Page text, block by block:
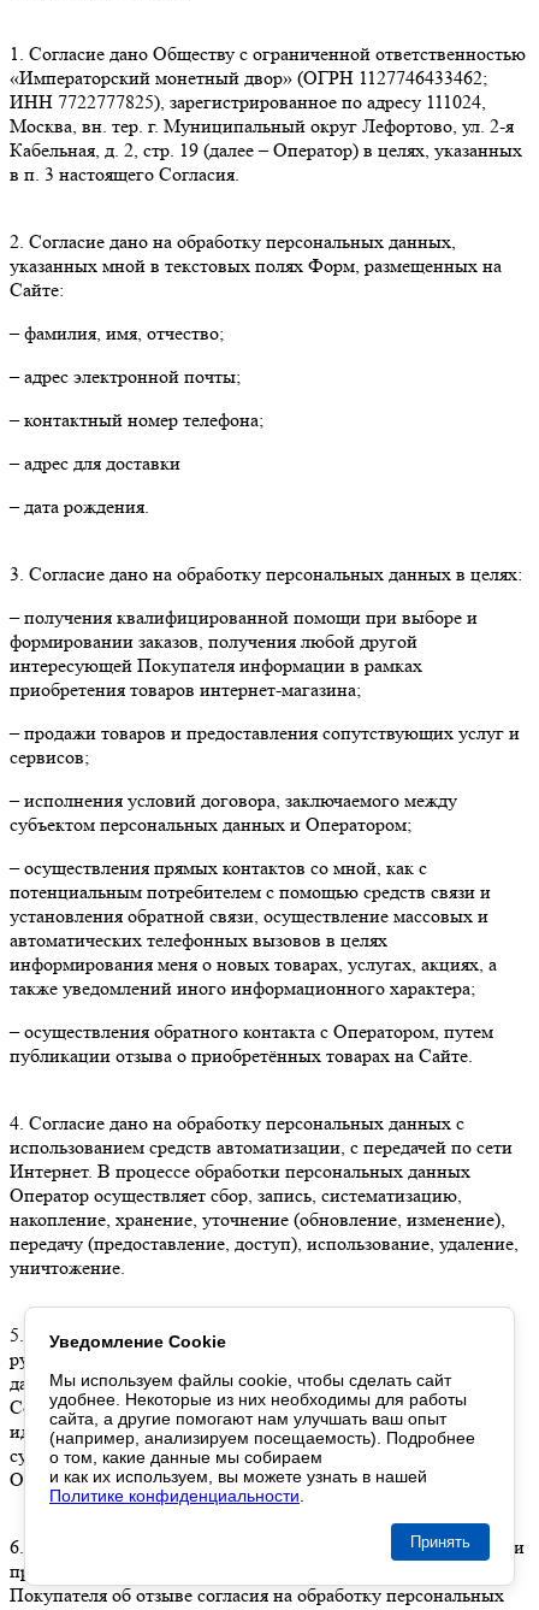
Уведомление Cookie
Мы используем файлы cookie, чтобы сделать сайт
удобнее. Некоторые из них необходимы для работы
сайта, а другие помогают нам улучшать ваш опыт
(например, анализируем посещаемость). Подробнее
о том , какие данные мы собираем
и как их используем
вы можете узнать в нашей
Политике конфиденциальности
Принять
1. Согласие дано Обществу с ограниченной ответственностью
«Императорский монетный двор» (ОГРН 1127746433462;
ИНН 7722777825), зарегистрированное по адресу 111024,
Москва, вн. тер. г. Муниципальный округ Лефортово, ул. 2-я
Кабельная, д. 2, стр. 19 (далее – Оператор) в целях, указанных
в п. 3 настоящего Согласия.
2. Согласие дано на обработку персональных данных,
указанных мной в текстовых полях Форм, размещенных на
Сайте:
– фамилия, имя, отчество;
– адрес электронной почты;
– контактный номер телефона;
– адрес для доставки
– дата рождения.
3. Согласие дано на обработку персональных данных в целях:
– получения квалифицированной помощи при выборе и
формировании заказов, получения любой другой
интересующей Покупателя информации в рамках
приобретения товаров интернет-магазина;
– продажи товаров и предоставления сопутствующих услуг и
сервисов;
– исполнения условий договора, заключаемого между
субъектом персональных данных и Оператором;
– осуществления прямых контактов со мной, как с
потенциальным потребителем с помощью средств связи и
установления обратной связи, осуществление массовых и
автоматических телефонных вызовов в целях
информирования меня о новых товарах, услугах, акциях, а
также уведомлений иного информационного характера;
– осуществления обратного контакта с Оператором, путем
публикации отзыва о приобретённых товарах на Сайте.
4. Согласие дано на обработку персональных данных с
использованием средств автоматизации, с передачей по сети
Интернет. В процессе обработки персональных данных
Оператор осуществляет сбор, запись, систематизацию,
накопление, хранение, уточнение (обновление, изменение),
передачу (предоставление, доступ), использование, удаление,
уничтожение.
5. Покупатель вправе отозвать настоящее согласие,
руководствуясь ст. 9 Федерального закона «О персональных
данных», отправив в адрес Оператора заявление на отзыв
Согласия с обязательным указанием своих
идентификационных данных для однозначного определения
субъекта персональных данных, предоставленных ранее
Оператору при совершении заказа.
6. Согласие действует с даты его предоставления Оператору и
прекращает свое действие с даты, указанной в заявлении
Покупателя об отзыве согласия на обработку персональных